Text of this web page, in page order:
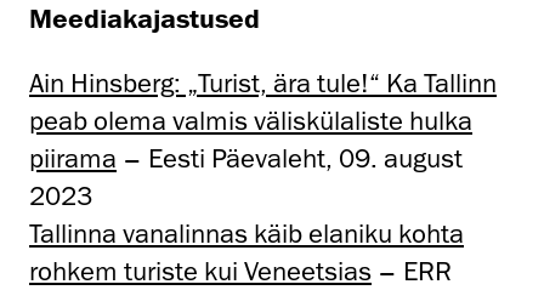
Meediakajastused
Ain Hinsberg: „Turist, ära tule!“ Ka Tallinn
peab olema valmis väliskülaliste hulka
piirama – Eesti Päevaleht, 09. august
2023
Tallinna vanalinnas käib elaniku kohta
rohkem turiste kui Veneetsias – ERR